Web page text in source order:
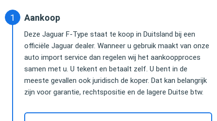
Aankoop
Deze Jaguar F-Type staat te koop in Duitsland bij een
officiële Jaguar dealer. Wanneer u gebruik maakt van onze
auto import service dan regelen wij het aankoopproces
samen met u. U tekent en betaalt zelf. U bent in de
meeste gevallen ook juridisch de koper. Dat kan belangrijk
zijn voor garantie, rechtspositie en de lagere Duitse btw.